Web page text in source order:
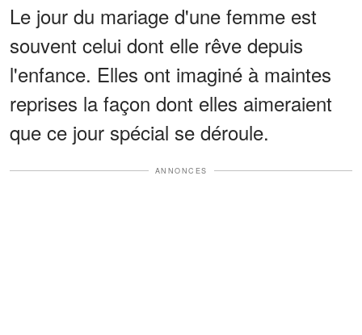
Le jour du mariage d'une femme est
souvent celui dont elle rêve depuis
l'enfance. Elles ont imaginé à maintes
reprises la façon dont elles aimeraient
que ce jour spécial se déroule.
ANNONCES